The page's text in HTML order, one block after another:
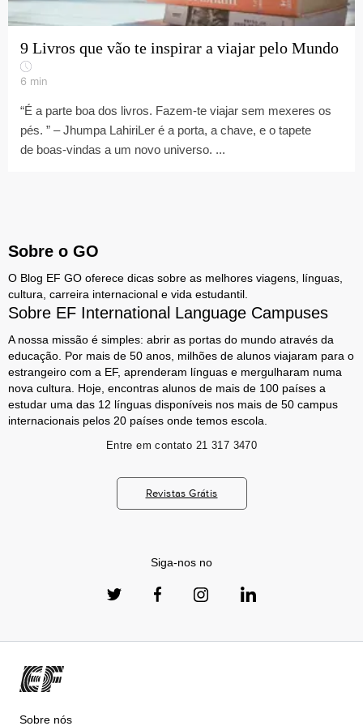
9 Livros que vão te inspirar a viajar pelo Mundo
6 min
“É a parte boa dos livros. Fazem-te viajar sem mexeres os
pés. ” – Jhumpa LahiriLer é a porta, a chave, e o tapete
de boas-vindas a um novo universo. ...
Sobre o GO
O Blog EF GO oferece dicas sobre as melhores viagens, línguas,
cultura, carreira internacional e vida estudantil.
Sobre EF International Language Campuses
A nossa missão é simples: abrir as portas do mundo através da
educação. Por mais de 50 anos, milhões de alunos viajaram para o
estrangeiro com a EF, aprenderam línguas e mergulharam numa
nova cultura. Hoje, encontras alunos de mais de 100 países a
estudar uma das 12 línguas disponíveis nos mais de 50 campus
internacionais pelos 20 países onde temos escola.
Entre em contato 21 317 3470
Revistas Grátis
Siga-nos no
Sobre nós